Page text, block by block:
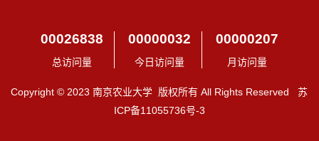
00026838
总访问量
00000032
今日访问量
00000207
月访问量
Copyright © 2023 南京农业大学 版权所有 All Rights Reserved 苏
ICP备11055736号-3